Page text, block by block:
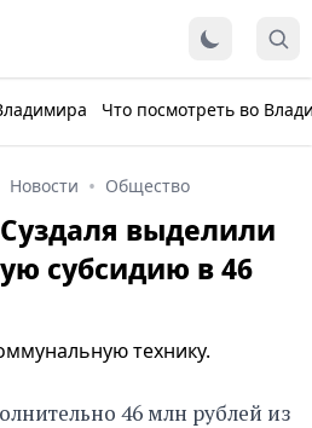
Что посмотреть во
Новости Общество
выделили
субсидию в 46
технику.
46 млн рублей из